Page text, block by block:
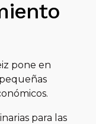
pone en
para las